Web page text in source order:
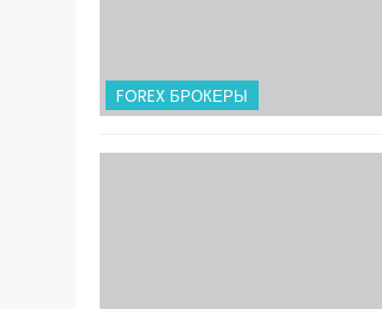
FOREX БРОКЕРЫ